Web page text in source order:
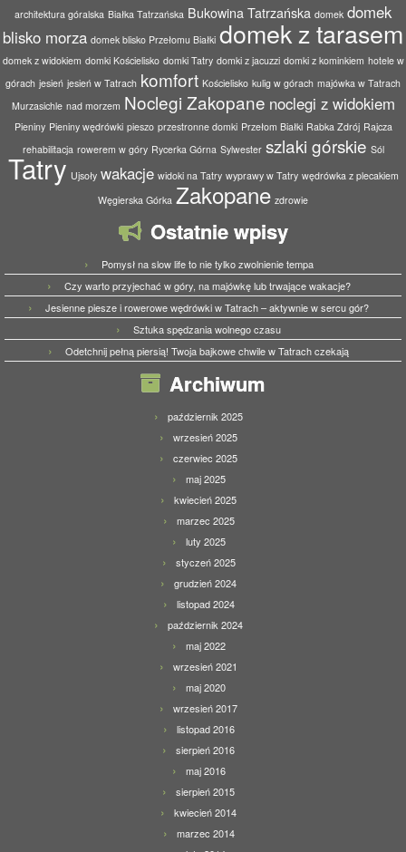
architektura góralska Białka Tatrzańska Bukowina Tatrzańska domek domek
blisko morza domek blisko Przełomu Białki domek z tarasem
domek z widokiem domki Kościelisko domki Tatry domki z jacuzzi domki z kominkiem hotele w
górach jesień jesień w Tatrach komfort Kościelisko kulig w górach majówka w Tatrach
Murzasichle nad morzem Noclegi Zakopane noclegi z widokiem
Pieniny Pieniny wędrówki pieszo przestronne domki Przełom Białki Rabka Zdrój Rajcza
rehabilitacja rowerem w góry Rycerka Górna Sylwester szlaki górskie Sól
Tatry Ujsoły wakacje widoki na Tatry wyprawy w Tatry wędrówka z plecakiem
Węgierska Górka Zakopane zdrowie
Ostatnie wpisy
Pomysł na slow life to nie tylko zwolnienie tempa
Czy warto przyjechać w góry, na majówkę lub trwające wakacje?
Jesienne piesze i rowerowe wędrówki w Tatrach – aktywnie w sercu gór?
Sztuka spędzania wolnego czasu
Odetchnij pełną piersią! Twoja bajkowe chwile w Tatrach czekają
Archiwum
październik 2025
wrzesień 2025
czerwiec 2025
maj 2025
kwiecień 2025
marzec 2025
luty 2025
styczeń 2025
grudzień 2024
listopad 2024
październik 2024
maj 2022
wrzesień 2021
maj 2020
wrzesień 2017
listopad 2016
sierpień 2016
maj 2016
sierpień 2015
kwiecień 2014
marzec 2014